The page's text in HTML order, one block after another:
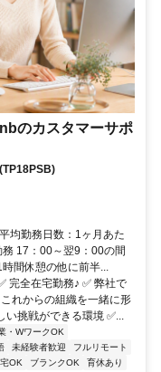
のカスタマーサポ
均勤務日数：1ヶ月あた
17：00～翌9：00の間
間休憩の他に前半...
全在宅勤務♪ ✅ 弊社で
れからの組織を一緒に形
い挑戦ができる環境 ✅...
・WワークOK
未経験者歓迎
フルリモート
OK ブランクOK
育休あり